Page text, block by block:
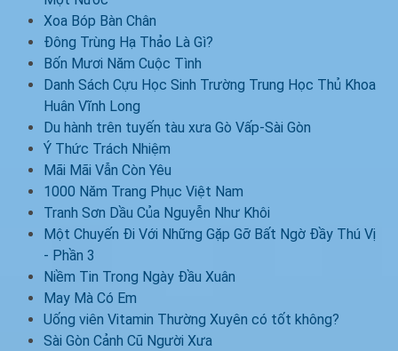
Xoa Bóp Bàn Chân
Đông Trùng Hạ Thảo Là Gì?
Bốn Mươi Năm Cuộc Tình
Danh Sách Cựu Học Sinh Trường Trung Học Thủ Khoa
Huân Vĩnh Long
Du hành trên tuyến tàu xưa Gò Vấp-Sài Gòn
Ý Thức Trách Nhiệm
Mãi Mãi Vẫn Còn Yêu
1000 Năm Trang Phục Việt Nam
Tranh Sơn Dầu Của Nguyễn Như Khôi
Một Chuyến Đi Với Những Gặp Gỡ Bất Ngờ Đầy Thú Vị
- Phần 3
Niềm Tin Trong Ngày Đầu Xuân
May Mà Có Em
Uống viên Vitamin Thường Xuyên có tốt không?
Sài Gòn Cảnh Cũ Người Xưa